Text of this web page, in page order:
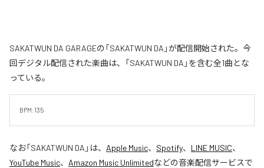
SAKATWUN DA GARAGEの「SAKATWUN DA」が配信開始された。今
回デジタル配信された楽曲は、「SAKATWUN DA」を含む全1曲とな
っている。
BPM:135
なお「SAKATWUN DA 」は、 Apple Music、 Spotify、 LINE MUSIC、
YouTube Music、 Amazon Music Unlimitedなどの音楽配信サービスで